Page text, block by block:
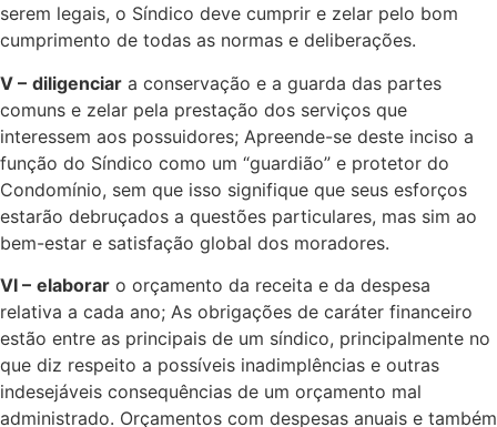
serem legais, o Síndico deve cumprir e zelar pelo bom
cumprimento de todas as normas e deliberações.
V – diligenciar a conservação e a guarda das partes
comuns e zelar pela prestação dos serviços que
interessem aos possuidores; Apreende-se deste inciso a
função do Síndico como um “guardião” e protetor do
Condomínio, sem que isso signifique que seus esforços
estarão debruçados a questões particulares, mas sim ao
bem-estar e satisfação global dos moradores.
VI – elaborar o orçamento da receita e da despesa
relativa a cada ano; As obrigações de caráter financeiro
estão entre as principais de um síndico, principalmente no
que diz respeito a possíveis inadimplências e outras
indesejáveis consequências de um orçamento mal
administrado. Orçamentos com despesas anuais e também